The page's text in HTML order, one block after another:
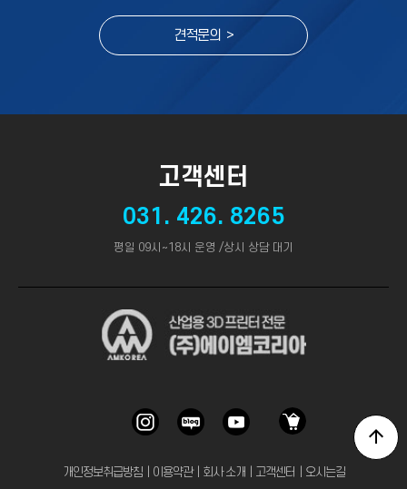
견적문의 >
고객센터
031. 426. 8265
평일 09시~18시 운영 /상시 상담 대기
개인정보취급방침｜ 이용약관｜ 회사 소개 고객센터 오시는길